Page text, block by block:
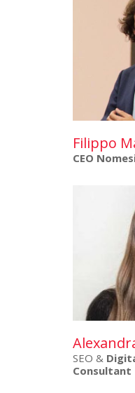
Filippo
CEO
SEO &
Consultant